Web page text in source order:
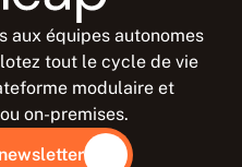
aux équipes autonomes
tout le cycle de vie
modulaire et
on-premises.